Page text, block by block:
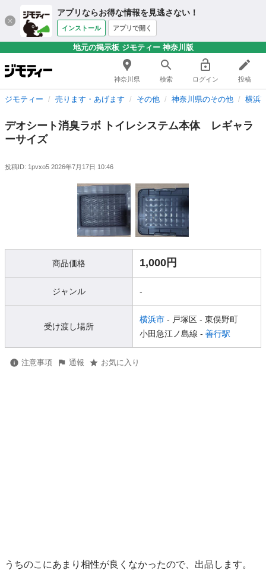
アプリならお得な情報を見逃さない！
インストール アプリで開く
地元の掲示板 ジモティー 神奈川版
神奈川県 検索 ログイン 投稿
ジモティー 売ります・あげます その他 神奈川県のその他 横浜
デオシート消臭ラボ トイレシステム本体 レギャラ
ーサイズ
投稿ID: 1pvxo5 2026年7月17日 10:46
商品価格 1,000円
ジャンル -
受け渡し場所
横浜市 - 戸塚区 - 東俣野町
小田急江ノ島線 - 善行駅
注意事項 通報 お気に入り
うちのこにあまり相性が良くなかったので、出品します。